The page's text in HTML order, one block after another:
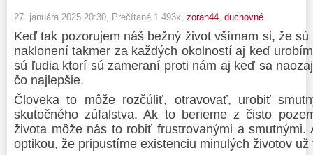
27. januára 2025 20:30 , Prečítané 1 493x, zoran44 duchovné
Keď tak pozorujem náš bežný život všímam si, že
naklonení takmer za každých okolností aj keď
sú ľudia ktorí sú zameraní proti nám aj keď sa
čo najlepšie.
Človeka to môže rozčúliť, otravovať, urobiť
skutočného zúfalstva. Ak to berieme z čisto
života môže nás to robiť frustrovanými a
optikou, že pripustíme existenciu minulých životov